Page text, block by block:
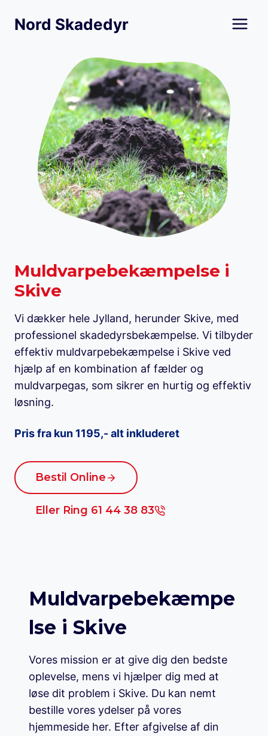
Nord Skadedyr
Muldvarpebekæmpelse i
Skive
Vi dækker hele Jylland, herunder Skive, med
professionel skadedyrsbekæmpelse. Vi tilbyder
effektiv muldvarpebekæmpelse i Skive ved
hjælp af en kombination af fælder og
muldvarpegas, som sikrer en hurtig og effektiv
løsning.
Pris fra kun 1195,- alt inkluderet
Bestil Online
Eller Ring 61 44 38 83
Muldvarpebekæmpe
lse i Skive
Vores mission er at give dig den bedste
oplevelse, mens vi hjælper dig med at
løse dit problem i Skive. Du kan nemt
bestille vores ydelser på vores
hjemmeside her. Efter afgivelse af din